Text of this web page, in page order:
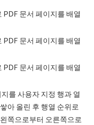
PDF 문서 페이지를 배열
PDF 문서 페이지를 배열
PDF 문서 페이지를 배열
를 사용자 지정 행과 열
아 올린 후 행열 순위로
쪽으로부터 오른쪽으로